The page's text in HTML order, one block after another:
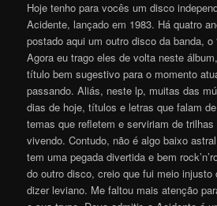
Hoje tenho para vocês um disco
Acidente, lançado em 1983. Há quatro
postado aqui um outro disco da banda, o
Agora eu trago eles de volta neste
título bem sugestivo para o momento
passando. Aliás, neste lp, muitas das
dias de hoje, títulos e letras que falam
temas que refletem e serviriam de
vivendo. Contudo, não é algo baixo
tem uma pegada divertida e bem
do outro disco, creio que fui meio injusto
dizer leviano. Me faltou mais atenção